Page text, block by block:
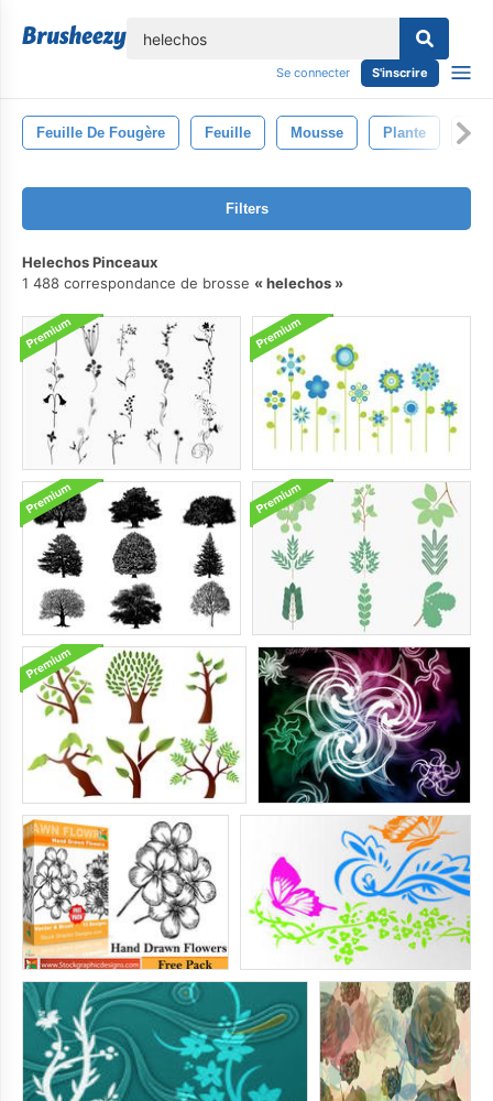
Se connecter S'inscrire
Feuille De Fougère Feuille Mousse Plante
Filters
Helechos Pinceaux
1 488 correspondance de brosse
helechos